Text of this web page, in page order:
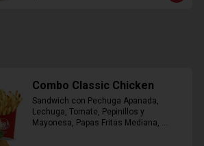
Combo Classic Chicken
Sandwich con Pechuga Apanada,
Lechuga, Tomate, Pepinillos y
Mayonesa, Papas Fritas Mediana,